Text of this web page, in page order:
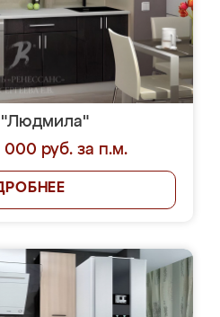
"Людмила"
000 руб. за п.м.